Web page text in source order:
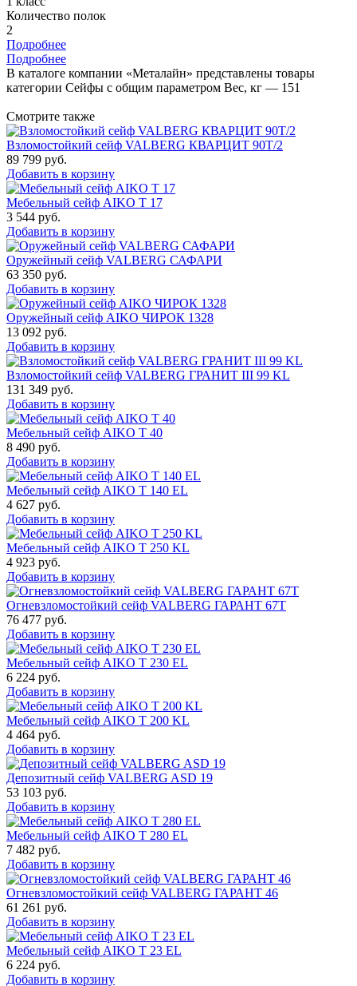
Количество полок
2
Подробнее
Подробнее
В каталоге компании «Металайн» представлены товары
категории Сейфы с общим параметром Вес, кг — 151
Смотрите также
Взломостойкий сейф VALBERG КВАРЦИТ 90Т/2
89 799 руб.
Добавить в корзину
Мебельный сейф AIKO Т 17
3 544 руб.
Добавить в корзину
Оружейный сейф VALBERG САФАРИ
63 350 руб.
Добавить в корзину
Оружейный сейф AIKO ЧИРОК 1328
13 092 руб.
Добавить в корзину
Взломостойкий сейф VALBERG ГРАНИТ III 99 KL
131 349 руб.
Добавить в корзину
Мебельный сейф AIKO Т 40
8 490 руб.
Добавить в корзину
Мебельный сейф AIKO T 140 EL
4 627 руб.
Добавить в корзину
Мебельный сейф AIKO T 250 KL
4 923 руб.
Добавить в корзину
Огневзломостойкий сейф VALBERG ГАРАНТ 67T
76 477 руб.
Добавить в корзину
Мебельный сейф AIKO T 230 EL
6 224 руб.
Добавить в корзину
Мебельный сейф AIKO T 200 KL
4 464 руб.
Добавить в корзину
Депозитный сейф VALBERG ASD 19
53 103 руб.
Добавить в корзину
Мебельный сейф AIKO T 280 EL
7 482 руб.
Добавить в корзину
Огневзломостойкий сейф VALBERG ГАРАНТ 46
61 261 руб.
Добавить в корзину
Мебельный сейф AIKO Т 23 EL
6 224 руб.
Добавить в корзину